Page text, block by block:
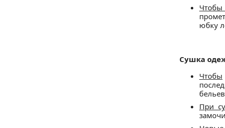
юбку
Сушка
Чтобы
При